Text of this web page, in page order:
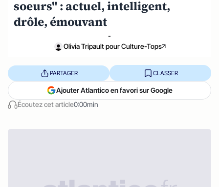
soeurs" : actuel, intelligent,
drôle, émouvant
-
Olivia Tripault pour Culture-Tops
Écoutez cet article0:00min
PARTAGER CLASSER
Ajouter Atlantico en favori sur Google